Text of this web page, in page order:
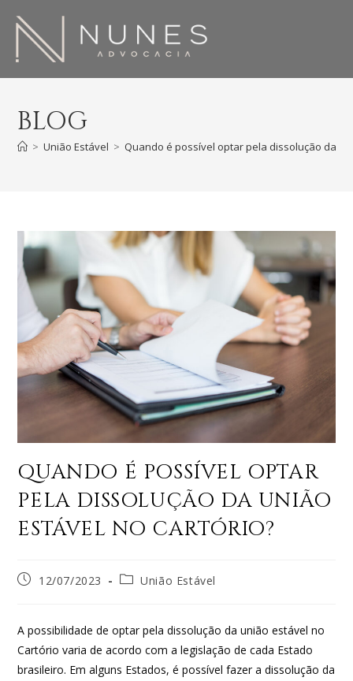
BLOG
> União Estável > Quando é possível optar pela dissolução da
QUANDO É POSSÍVEL OPTAR
PELA DISSOLUÇÃO DA UNIÃO
ESTÁVEL NO CARTÓRIO?
12/07/2023 União Estável
A possibilidade de optar pela dissolução da união estável no
Cartório varia de acordo com a legislação de cada Estado
brasileiro. Em alguns Estados, é possível fazer a dissolução da